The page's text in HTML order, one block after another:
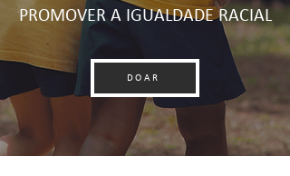
PROMOVER A IGUALDADE RACIAL
DOAR